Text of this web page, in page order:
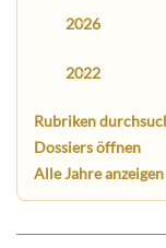
2026
2022
Rubriken
Dossiers öffnen
Alle Jahre anzeigen